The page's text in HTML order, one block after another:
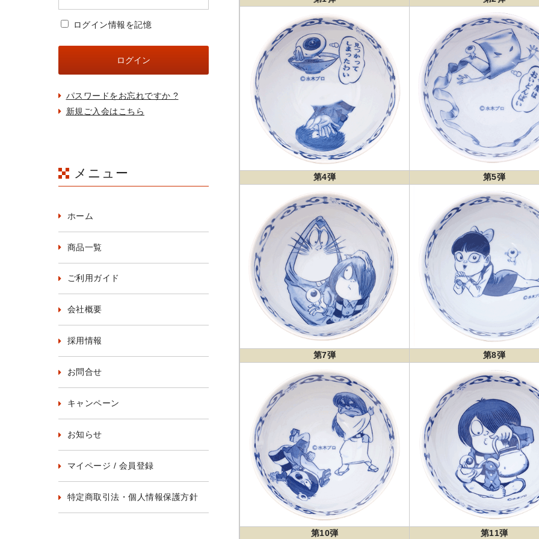
第4弾 第5弾
第7弾 第8弾
第10弾 第11弾
ログイン情報を記憶
パスワードをお忘れですか ?
新規ご入会はこちら
メニュー
ホーム
商品一覧
ご利用ガイド
会社概要
採用情報
お問合せ
キャンペーン
お知らせ
マイページ / 会員登録
特定商取引法・個人情報保護方針